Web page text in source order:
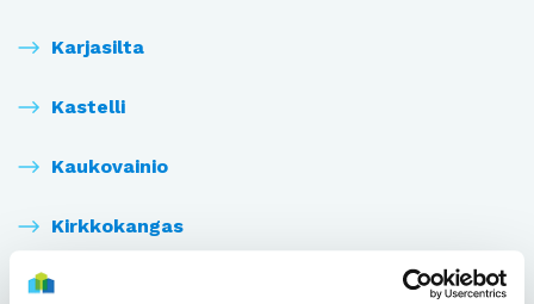
Karjasilta
Kastelli
Kaukovainio
Kirkkokangas
Kiulukangas